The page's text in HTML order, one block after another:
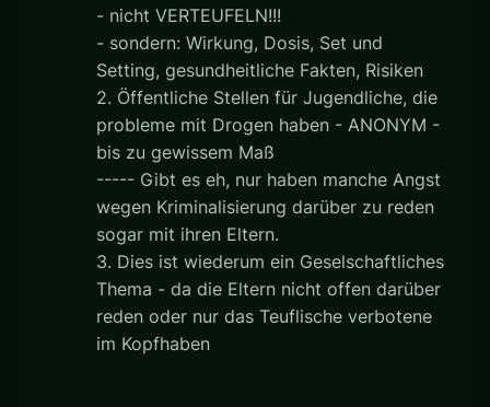
- nicht VERTEUFELN!!!
- sondern: Wirkung, Dosis, Set und
Setting, gesundheitliche Fakten, Risiken
2. Öffentliche Stellen für Jugendliche, die
probleme mit Drogen haben - ANONYM -
bis zu gewissem Maß
----- Gibt es eh, nur haben manche Angst
wegen Kriminalisierung darüber zu reden
sogar mit ihren Eltern.
3. Dies ist wiederum ein Geselschaftliches
Thema - da die Eltern nicht offen darüber
reden oder nur das Teuflische verbotene
im Kopfhaben